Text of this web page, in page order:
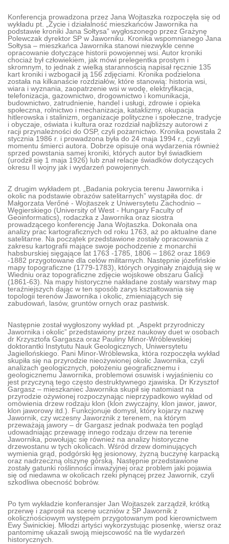
Konferencja prowadzona przez Jana Wojtaszka rozpoczęła się od
wykładu pt. „Życie i działalność mieszkańców Jawornika na
podstawie kroniki Jana Sołtysa” wygłoszonego przez Grażynę
Polewczak dyrektor SP w Jaworniku. Kronika wspomnianego Jana
Sołtysa – mieszkańca Jawornika stanowi niezwykle cenne
opracowanie dotyczące historii powojennej wsi. Autor kroniki
chociaż był człowiekiem, jak mówi prelegentka prostym i
skromnym, to jednak z wielką starannością napisał ręcznie 135
kart kroniki i wzbogacił ją 156 zdjęciami. Kronika podzielona
została na kilkanaście rozdziałów, które stanowią: historia wsi,
wiara i wyznania, zaopatrzenie wsi w wodę, elektryfikacja,
telefonizacja, gazownictwo, drogownictwo i komunikacja,
budownictwo, zatrudnienie, handel i usługi, zdrowie i opieka
społeczna, rolnictwo i mechanizacja, kataklizmy, okupacja
hitlerowska i stalinizm, organizacje polityczne i społeczne, tradycje
i obyczaje, oświata i kultura oraz rozdział najbliższy autorowi z
racji przynależności do OSP, czyli pożarnictwo. Kronika powstała 2
stycznia 1986 r. i prowadzona była do 24 maja 1994 r., czyli
momentu śmierci autora. Dobrze opisuje ona wydarzenia również
sprzed powstania samej kroniki, których autor był świadkiem
(urodził się 1 maja 1926) lub znał relacje świadków dotyczących
okresu II wojny jak i wydarzeń powojennych.
Z drugim wykładem pt. „Badania pokrycia terenu Jawornika i
okolic na podstawie obrazów satelitarnych” wystąpiła doc. dr
Małgorzata Verőné - Wojtaszek z Uniwersytetu Zachodnio –
Węgierskiego (University of West - Hungary Faculty of
Geoinformatics), rodaczka z Jawornika oraz siostra
prowadzącego konferencję Jana Wojtaszka. Dokonała ona
analizy prac kartograficznych od roku 1763, aż po aktualne dane
satelitarne. Na początek przedstawione zostały opracowania z
zakresu kartografii mające swoje pochodzenie z monarchii
habsburskiej sięgające lat 1763 -1785, 1806 – 1862 oraz 1869
-1882 przygotowane dla celów militarnych. Następnie józefińskie
mapy topograficzne (1779-1783), których oryginały znajdują się w
Wiedniu oraz topograficzne zdjęcie wojskowe obszaru Galicji
(1861-63). Na mapy historyczne nakładane zostały warstwy map
teraźniejszych dając w ten sposób zarys kształtowania się
topologii terenów Jawornika i okolic, zmieniających się
zabudowań, lasów, gruntów ornych oraz pastwisk.
Następnie został wygłoszony wykład pt. „Aspekt przyrodniczy
Jawornika i okolic” przedstawiony przez naukowy duet w osobach
dr Krzysztofa Gargasza oraz Pauliny Minor-Wróblewskiej
doktorantki Instytutu Nauk Geologicznych, Uniwersytetu
Jagiellońskiego. Pani Minor-Wróblewska, która rozpoczęła wykład
skupiła się na przyrodzie nieożywionej okolic Jawornika, czyli
analizach geologicznych, położeniu geograficznemu i
geologicznemu Jawornika, problemowi osuwisk i wyjaśnieniu co
jest przyczyną tego często destruktywnego zjawiska. Dr Krzysztof
Gargasz – mieszkaniec Jawornika skupił się natomiast na
przyrodzie ożywionej rozpoczynając nieprzypadkowo wykład od
omówienia drzew rodzaju klon (klon zwyczajny, klon jawor, jawor,
klon jaworowy itd.). Funkcjonuje domysł, który kojarzy nazwę
Jawornik, czy wczesny Jaworznik z terenem, na którym
przeważają jawory – dr Gargasz jednak podważa ten pogląd
udowadniając przewagę innego rodzaju drzew na terenie
Jawornika, powołując się również na analizy historyczne
drzewostanu w tych okolicach. Wśród drzew dominujących
wymienia grąd, podgórski łęg jesionowy, żyzną buczynę karpacką
oraz nadrzeczną olszynę górską. Następnie przedstawione
zostały gatunki roślinności inwazyjnej oraz problem jaki pojawia
się od niedawna w okolicach rzeki płynącej przez Jawornik, czyli
szkodliwa obecność bobrów.
Po tym wykładzie konferansjer Jan Wojtaszek zarządził, krótką
przerwę i zaprosił na scenę uczniów z SP Jawornik z
okolicznościowym występem przygotowanym pod kierownictwem
Ewy Świnickiej. Młodzi artyści wykorzystując piosenkę, wiersz oraz
pantomimę ukazali swoją miejscowość na tle wydarzeń
historycznych.